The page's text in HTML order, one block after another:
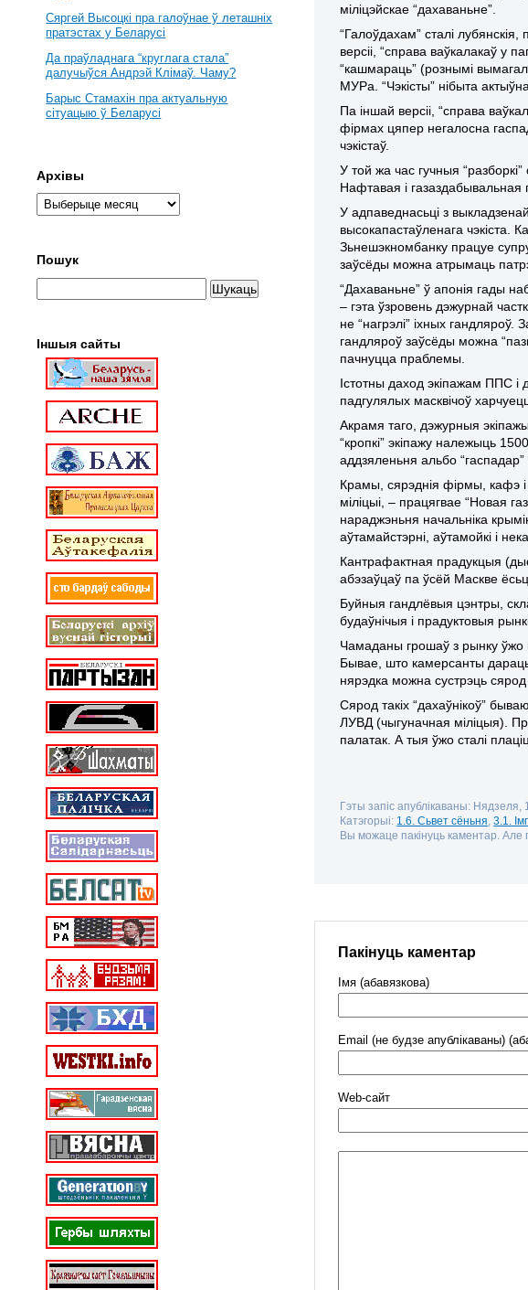
міліцэйскае “дахаваньне”.
“Галоўдахам” сталі
версіі, “справа ваўкалакаў у
“кашмараць” (рознымі
МУРа. “Чэкісты” нібыта
Па іншай версіі, “справа
фірмах цяпер негалосна
чэкістаў.
У той жа час гучныя
Нафтавая і газаздабывальная
У адпаведнасьці з
высокапастаўленага
Зьнешэкномбанку працуе
заўсёды можна атрымаць
“Дахаваньне” ў апонія гады
– гэта ўзровень дэжурнай
не “нагрэлі” іхных
гандляроў заўсёды можна
пачнуцца праблемы.
Істотны даход экіпажам ППС і
падгулялых масквічоў
Акрамя таго, дэжурныя
“кропкі” экіпажу належыць
аддзяленьня альбо
Крамы, сярэднія фірмы, кафэ
міліцыі, – працягвае “Новая
нараджэньня начальніка
аўтамайстэрні, аўтамойкі і
Кантрафактная прадукцыя
абэзаўцаў па ўсёй Маскве
Буйныя гандлёвыя цэнтры,
будаўнічыя і прадуктовыя
Чамаданы грошаў з рынку ўжо
Бывае, што камерсанты
нярэдка можна сустрэць
Сярод такіх “дахаўнікоў”
ЛУВД (чыгуначная міліцыя).
палатак. А тыя ўжо сталі
Гэты запіс апублікаваны: Нядзеля,
Катэгорыі: 1.6. Сьвет сёньня ,3.1.
Вы можаце пакінуць каментар. Але
Пакінуць каментар
Імя (абавязкова)
Email (не будзе апублікаваны)
Web-cайт
Сяргей Высоцкі пра галоўнае ў леташніх
пратэстах у Беларусі
Да праўладнага “круглага стала”
далучыўся Андрэй Клімаў. Чаму?
Барыс Стамахін пра актуальную
сітуацыю ў Беларусі
Архівы
Пошук
Іншыя сайты